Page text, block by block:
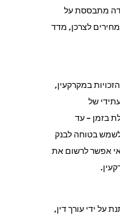
מתבססת על
לצרכן, מדד
במקרקעין,
של
בזמן – עד
בטוחה לבנק
אפשר לרשום את
על ידי עורך דין,